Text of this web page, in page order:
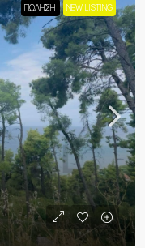
ΠΏΛΗΣΗ NEW LISTING